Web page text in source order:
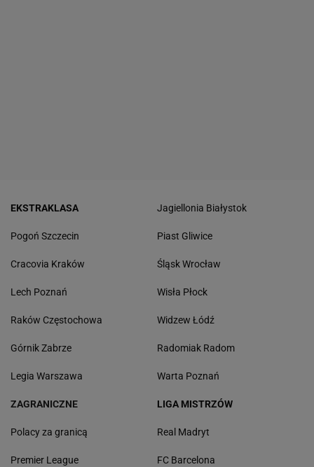
EKSTRAKLASA
Pogoń Szczecin
Cracovia Kraków
Lech Poznań
Raków Częstochowa
Górnik Zabrze
Legia Warszawa
Jagiellonia Białystok
Piast Gliwice
Śląsk Wrocław
Wisła Płock
Widzew Łódź
Radomiak Radom
Warta Poznań
ZAGRANICZNE
Polacy za granicą
Premier League
LIGA MISTRZÓW
Real Madryt
FC Barcelona